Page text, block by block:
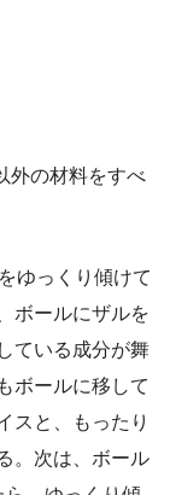
外の材料をすべ
ゆっくり傾けて
ボールにザルを
ている成分が舞
ボールに移して
スと、もったり
。次は、ボール